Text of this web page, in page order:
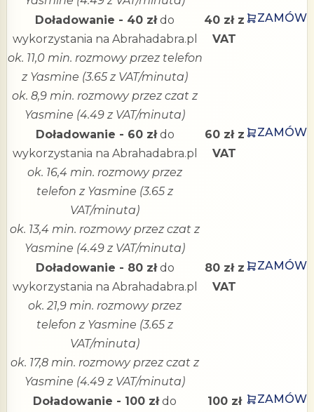
Doładowanie - 40 złdo
wykorzystania na Abrahadabra.pl
ok. 11,0 min. rozmowy przez telefon
z Yasmine (3.65 z VAT/minuta)
ok. 8,9 min. rozmowy przez czat z
Yasmine (4.49 z VAT/minuta)
40 zł z
VAT
ZAMÓW
Doładowanie - 60 złdo
wykorzystania na Abrahadabra.pl
ok. 16,4 min. rozmowy przez
telefon z Yasmine (3.65 z
VAT/minuta)
ok. 13,4 min. rozmowy przez czat z
Yasmine (4.49 z VAT/minuta)
60 zł z
VAT
ZAMÓW
Doładowanie - 80 złdo
wykorzystania na Abrahadabra.pl
ok. 21,9 min. rozmowy przez
telefon z Yasmine (3.65 z
VAT/minuta)
ok. 17,8 min. rozmowy przez czat z
Yasmine (4.49 z VAT/minuta)
80 zł z
VAT
ZAMÓW
Doładowanie - 100 złdo
100 zł
ZAMÓW